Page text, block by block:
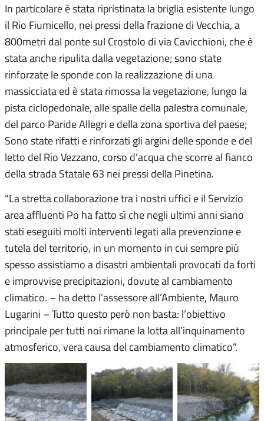
In particolare è stata ripristinata la briglia esistente lungo
il Rio Fiumicello, nei pressi della frazione di Vecchia, a
800metri dal ponte sul Crostolo di via Cavicchioni, che è
stata anche ripulita dalla vegetazione; sono state
rinforzate le sponde con la realizzazione di una
massicciata ed è stata rimossa la vegetazione, lungo la
pista ciclopedonale, alle spalle della palestra comunale,
del parco Paride Allegri e della zona sportiva del paese;
Sono state rifatti e rinforzati gli argini delle sponde e del
letto del Rio Vezzano, corso d’acqua che scorre al fianco
della strada Statale 63 nei pressi della Pinetina.
“La stretta collaborazione tra i nostri uffici e il Servizio
area affluenti Po ha fatto sì che negli ultimi anni siano
stati eseguiti molti interventi legati alla prevenzione e
tutela del territorio, in un momento in cui sempre più
spesso assistiamo a disastri ambientali provocati da forti
e improvvise precipitazioni, dovute al cambiamento
climatico. – ha detto l’assessore all’Ambiente, Mauro
Lugarini – Tutto questo però non basta: l’obiettivo
principale per tutti noi rimane la lotta all’inquinamento
atmosferico, vera causa del cambiamento climatico”.